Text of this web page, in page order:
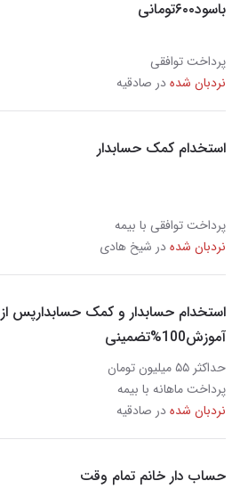
باسود۶۰۰تومانی
پرداخت توافقی
نردبان شدهدر صادقیه
استخدام کمک حسابدار
پرداخت توافقی با بیمه
نردبان شدهدر شیخ هادی
استخدام حسابدار و کمک حسابدارپس از
آموزش100%تضمینی
حداکثر ۵۵ میلیون تومان
پرداخت ماهانه با بیمه
نردبان شدهدر صادقیه
حساب دار خانم تمام وقت